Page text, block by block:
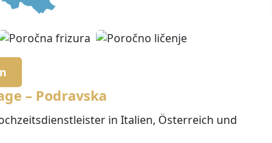
– Podravska
in Italien, Österreich und